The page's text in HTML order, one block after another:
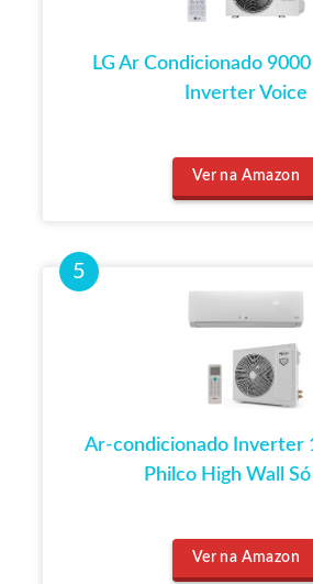
LG Ar Condicionado
Inverter Voice
Ver na Amazon
Ar-condicionado Inverter
Philco High Wall
Ver na Amazon